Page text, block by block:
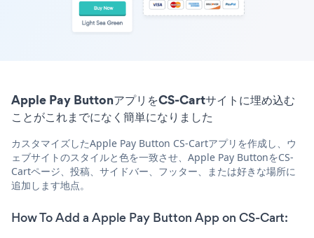
Apple Pay ButtonアプリをCS-Cartサイトに埋め込む
ことがこれまでになく簡単になりました
カスタマイズしたApple Pay Button CS-Cartアプリを作成し、ウ
ェブサイトのスタイルと色を一致させ、Apple Pay ButtonをCS-
Cartページ、投稿、サイドバー、フッター、または好きな場所に
追加します地点。
How To Add a Apple Pay Button App on CS-Cart: